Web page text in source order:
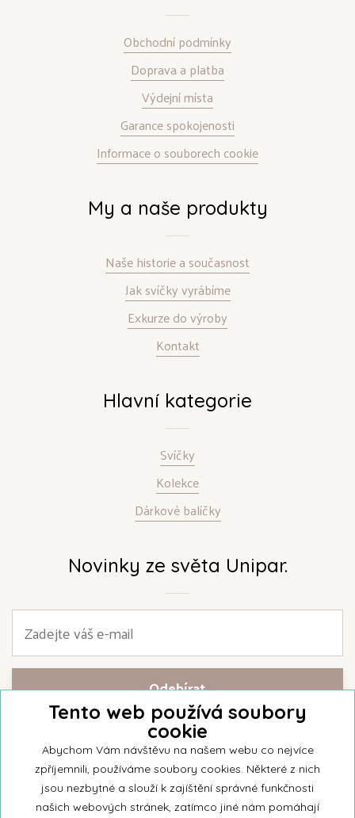
Obchodní podmínky
Doprava a platba
Výdejní místa
Garance spokojenosti
Informace o souborech cookie
My a naše produkty
Naše historie a současnost
Jak svíčky vyrábíme
Exkurze do výroby
Kontakt
Hlavní kategorie
Svíčky
Kolekce
Dárkové balíčky
Novinky ze světa Unipar.
Přihlašte se k našemu newsletteru a buďte jako první informováni o
nejnovějších kolekcích svíček a aktualitách z rodinné firmy Unipar.
Tento web používá soubory
cookie
Abychom Vám návštěvu na našem webu co nejvíce
zpříjemnili, používáme soubory cookies. Některé z nich
jsou nezbytné a slouží k zajíštění správné funkčnosti
našich webových stránek, zatímco jiné nám pomáhají